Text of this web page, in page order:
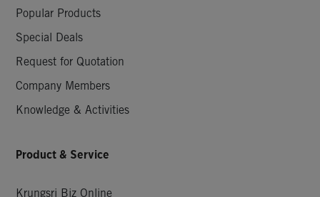
Popular Products
Special Deals
Request for Quotation
Company Members
Knowledge & Activities
Product & Service